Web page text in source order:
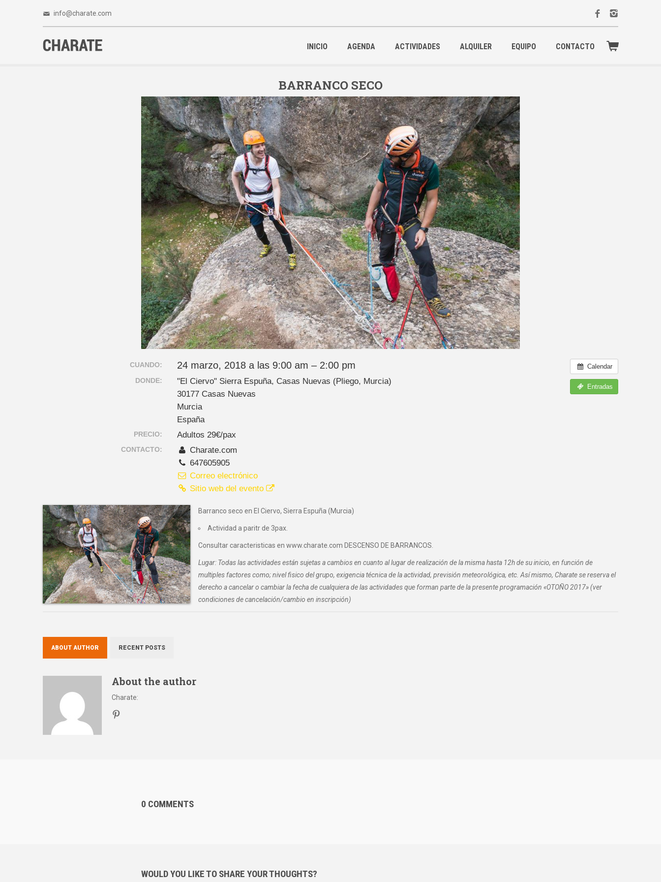
info@charate.com
INICIO AGENDA ACTIVIDADES ALQUILER EQUIPO CONTACTO
BARRANCO SECO
Calendar
Entradas
CUANDO: 24 marzo, 2018 a las 9:00 am – 2:00 pm
DONDE:
"El Ciervo" Sierra Espuña, Casas Nuevas (Pliego, Murcia)
30177 Casas Nuevas
Murcia
España
PRECIO: Adultos 29€/pax
CONTACTO:
Charate.com
647605905
Correo electrónico
Sitio web del evento
Barranco seco en El Ciervo, Sierra Espuña (Murcia)
Actividad a paritr de 3pax.
Consultar caracteristicas en www.charate.com DESCENSO DE BARRANCOS.
Lugar: Todas las actividades están sujetas a cambios en cuanto al lugar de realización de la misma hasta 12h de su inicio, en función de
multiples factores como; nivel fisico del grupo, exigencia técnica de la actividad, previsión meteorológica, etc. Así mismo, Charate se reserva el
derecho a cancelar o cambiar la fecha de cualquiera de las actividades que forman parte de la presente programación «OTOÑO 2017» (ver
condiciones de cancelación/cambio en inscripción)
ABOUT AUTHOR RECENT POSTS
About the author
Charate:
0 COMMENTS
WOULD YOU LIKE TO SHARE YOUR THOUGHTS?